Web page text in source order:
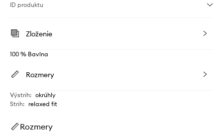
ID produktu
Zloženie
100 % Bavlna
Rozmery
Výstrih: okrúhly
Strih: relaxed fit
Rozmery